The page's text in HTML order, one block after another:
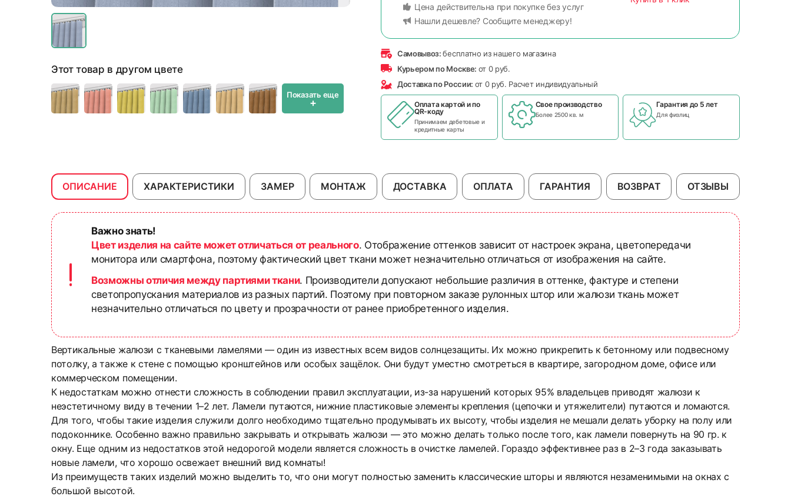
Этот товар в другом цвете
Показать еще
+
Цена действительна при покупке без услуг
Нашли дешевле? Сообщите менеджеру!
Самовывоз:бесплатно из нашего магазина
Курьером по Москве: от 0 руб.
Доставка по России: от 0 руб. Расчет индивидуальный
Оплата картой и по
QR-коду
Принимаем дебетовые и
кредитные карты
Свое производство
Более 2500 кв. м
Гарантия до 5 лет
Для физлиц
ОПИСАНИЕ ХАРАКТЕРИСТИКИ ЗАМЕР МОНТАЖ ДОСТАВКА ОПЛАТА ГАРАНТИЯ ВОЗВРАТ ОТЗЫВЫ
Важно знать!
Цвет изделия на сайте может отличаться от реального. Отображение оттенков зависит от настроек экрана, цветопередачи
монитора или смартфона, поэтому фактический цвет ткани может незначительно отличаться от изображения на сайте.
Возможны отличия между партиями ткани. Производители допускают небольшие различия в оттенке, фактуре и степени
светопропускания материалов из разных партий. Поэтому при повторном заказе рулонных штор или жалюзи ткань может
незначительно отличаться по цвету и прозрачности от ранее приобретенного изделия.
Вертикальные жалюзи с тканевыми ламелями — один из известных всем видов солнцезащиты. Их можно прикрепить к бетонному или подвесному
потолку, а также к стене с помощью кронштейнов или особых защёлок. Они будут уместно смотреться в квартире, загородном доме, офисе или
коммерческом помещении.
К недостаткам можно отнести сложность в соблюдении правил эксплуатации, из-за нарушений которых 95% владельцев приводят жалюзи к
неэстетичному виду в течении 1–2 лет. Ламели путаются, нижние пластиковые элементы крепления (цепочки и утяжелители) путаются и ломаются.
Для того, чтобы такие изделия служили долго необходимо тщательно продумывать их высоту, чтобы изделия не мешали делать уборку на полу или
подоконнике. Особенно важно правильно закрывать и открывать жалюзи — это можно делать только после того, как ламели повернуть на 90 гр. к
окну. Еще одним из недостатков этой недорогой модели является сложность в очистке ламелей. Гораздо эффективнее раз в 2–3 года заказывать
новые ламели, что хорошо освежает внешний вид комнаты!
Из преимуществ таких изделий можно выделить то, что они могут полностью заменить классические шторы и являются незаменимыми на окнах с
большой высотой.